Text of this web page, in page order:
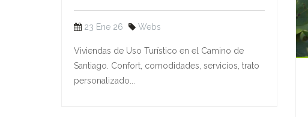
23 Ene 26 Webs
Viviendas de Uso Turístico en el Camino de
Santiago. Confort, comodidades, servicios, trato
personalizado...